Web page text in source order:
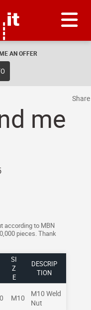
AN OFFER
me
according to MBN
pieces. Thank
SI
Z
E
DESCRIP
TION
M10
M10 Weld
Nut
Share